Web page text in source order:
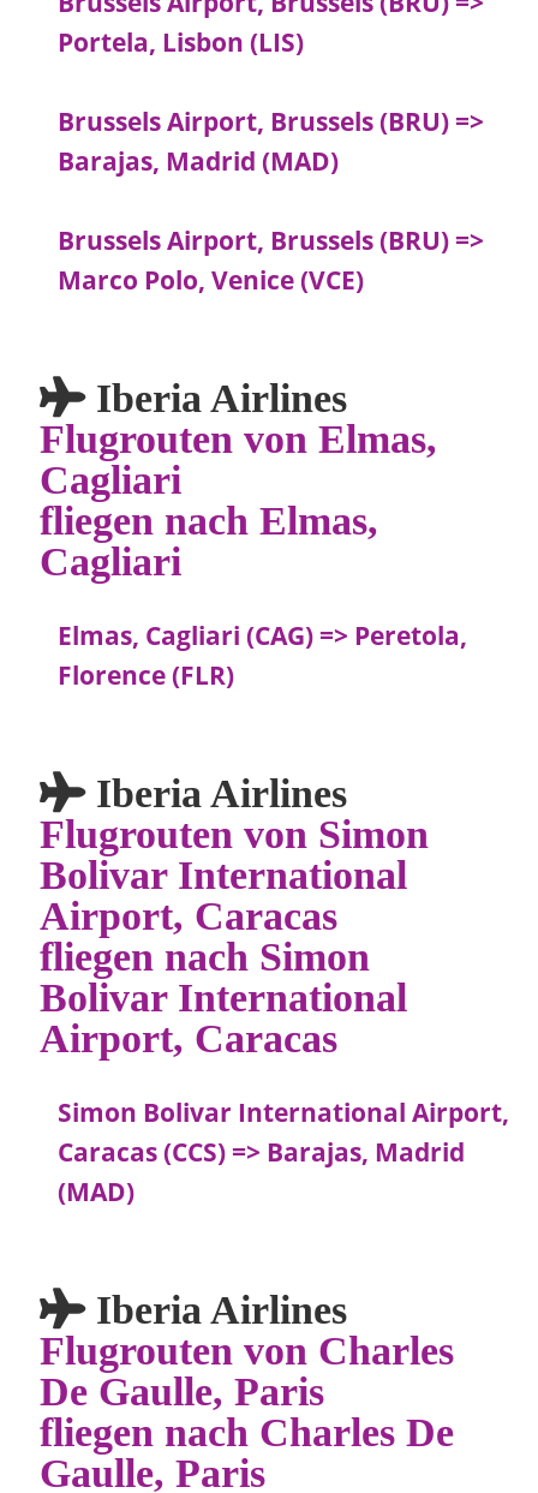
Portela, Lisbon (LIS)
Brussels Airport, Brussels (BRU) =>
Barajas, Madrid (MAD)
Brussels Airport, Brussels (BRU) =>
Marco Polo, Venice (VCE)
Iberia Airlines
Flugrouten von Elmas,
Cagliari
fliegen nach Elmas,
Cagliari
Elmas, Cagliari (CAG) => Peretola,
Florence (FLR)
Iberia Airlines
Flugrouten von Simon
Bolivar International
Airport, Caracas
fliegen nach Simon
Bolivar International
Airport, Caracas
Simon Bolivar International Airport,
Caracas (CCS) => Barajas, Madrid
(MAD)
Iberia Airlines
Flugrouten von Charles
De Gaulle, Paris
fliegen nach Charles De
Gaulle, Paris